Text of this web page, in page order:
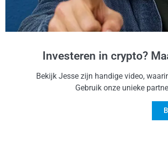
Investeren in crypto?
Bekijk Jesse zijn handige video,
Gebruik onze unieke